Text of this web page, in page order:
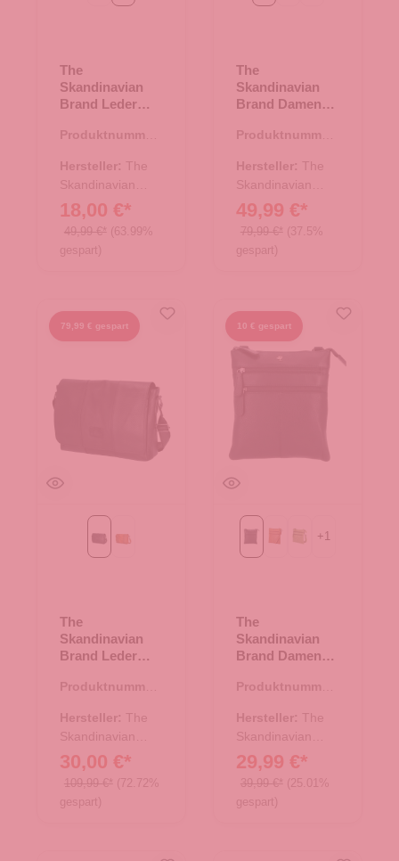
The
Skandinavian
Brand Leder
- Purple
Produktnummer:
Hersteller: The
Skandinavian
Brand
18,00 €*
49,99 €* (63.99%
gespart)
The
Skandinavian
Brand Damen
Black
Produktnummer:
Hersteller: The
Skandinavian
Brand
49,99 €*
79,99 €* (37.5%
gespart)
79,99 € gespart
BlackCognac
The
Skandinavian
Brand Leder
Black
Produktnummer:
Hersteller: The
Skandinavian
Brand
30,00 €*
109,99 €* (72.72%
gespart)
10 € gespart
BlackCognacGreen
+1
The
Skandinavian
Brand Damen
Black
Produktnummer:
Hersteller: The
Skandinavian
Brand
29,99 €*
39,99 €* (25.01%
gespart)